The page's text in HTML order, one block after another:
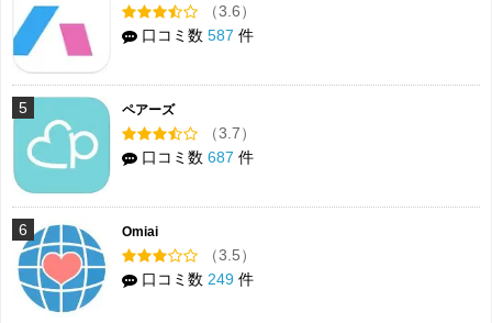
（3.6）
口コミ数 587 件
5 ペアーズ
（3.7）
口コミ数 687 件
6 Omiai
（3.5）
口コミ数 249 件